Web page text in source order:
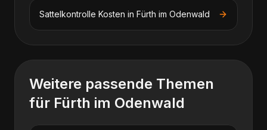
Sattelkontrolle Kosten in Fürth im Odenwald
Weitere passende Themen
für Fürth im Odenwald